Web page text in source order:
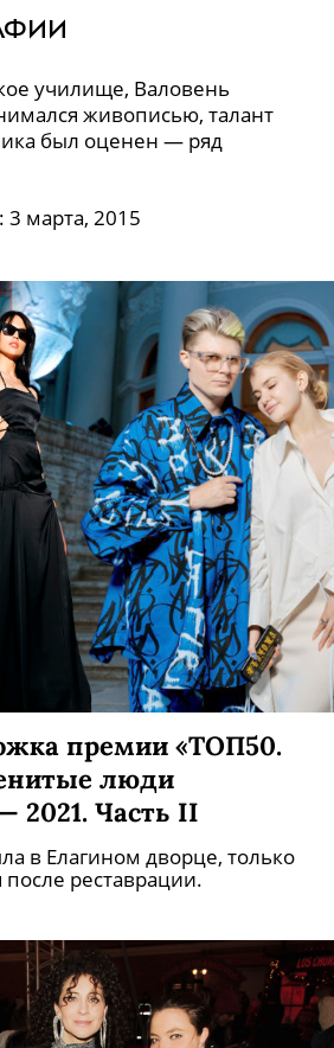
училище, Валовень
живописью, талант
был оценен — ряд
марта, 2015
премии «ТОП50.
люди
2021. Часть II
в Елагином дворце, только
реставрации.